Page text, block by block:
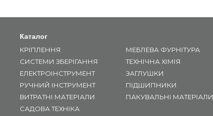
Каталог
КРІПЛЕННЯ
СИСТЕМИ ЗБЕРІГАННЯ
ЕЛЕКТРОІНСТРУМЕНТ
РУЧНИЙ ІНСТРУМЕНТ
ВИТРАТНІ МАТЕРІАЛИ
САДОВА ТЕХНІКА
МЕБЛЕВА ФУРНІТУРА
ТЕХНІЧНА ХІМІЯ
ЗАГЛУШКИ
ПІДШИПНИКИ
ПАКУВАЛЬНІ МАТЕРІАЛИ